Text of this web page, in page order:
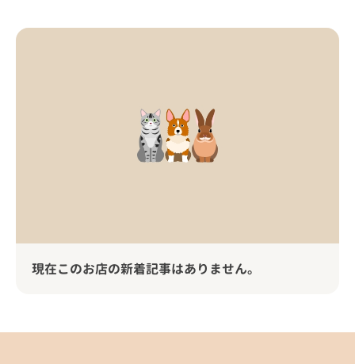
現在このお店の新着記事はありません。